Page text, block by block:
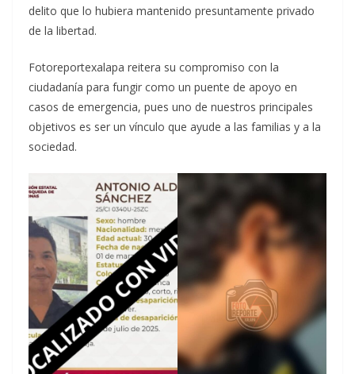
delito que lo hubiera mantenido presuntamente privado
de la libertad.
Fotoreportexalapa reitera su compromiso con la
ciudadanía para fungir como un puente de apoyo en
casos de emergencia, pues uno de nuestros principales
objetivos es ser un vínculo que ayude a las familias y a la
sociedad.